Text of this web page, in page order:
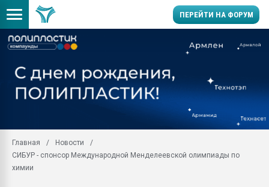
ПЕРЕЙТИ НА ФОРУМ
заводу пластмасс"
Главная
Новости
СИБУР - спонсор Международной Менделеевской олимпиады по
химии